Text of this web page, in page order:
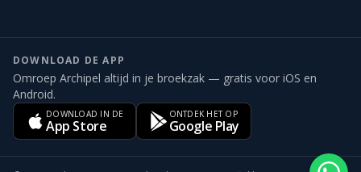
DOWNLOAD DE APP
Omroep Archipel altijd in je broekzak — gratis voor iOS en
Android.
DOWNLOAD IN DE
App Store
ONTDEK HET OP
Google Play